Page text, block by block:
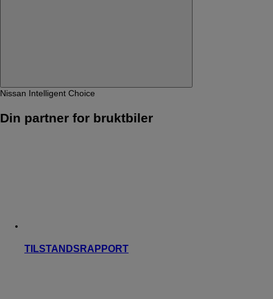
Nissan Intelligent Choice
Din partner for bruktbiler
TILSTANDSRAPPORT